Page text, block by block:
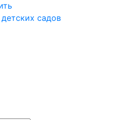
садов